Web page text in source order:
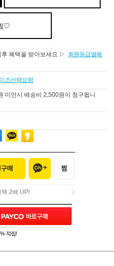
♡
혜택을 받아보세요 ▷
회원등급별혜
즈선택요령
미만시 배송비 2,500원이 청구됩니
2배 UP!
2배 UP!
적립!